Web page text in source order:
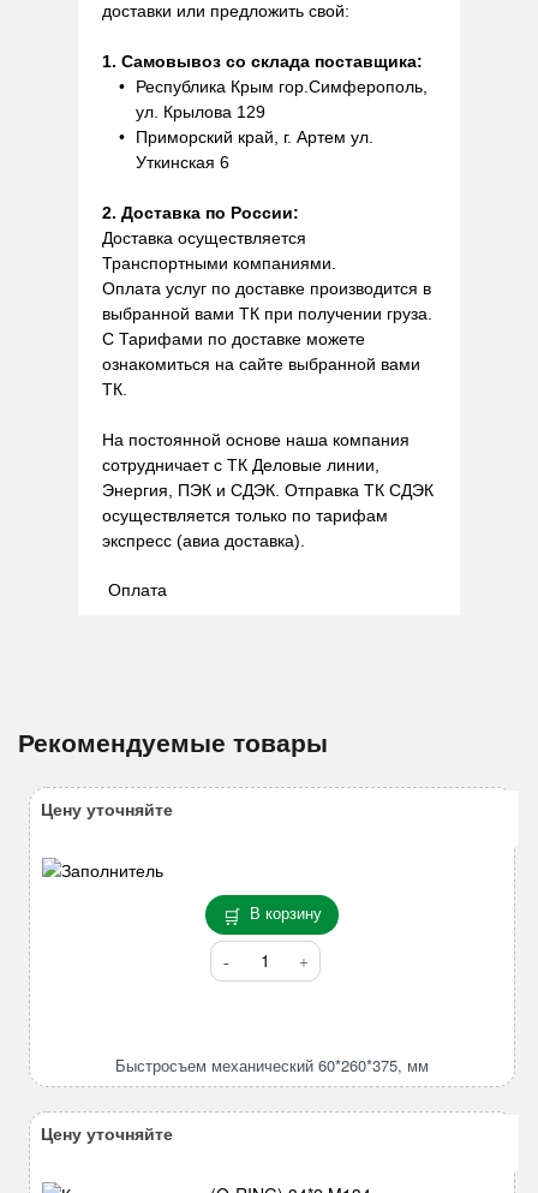
доставки или предложить свой:
1. Самовывоз со склада поставщика:
Республика Крым гор.Симферополь,
ул. Крылова 129
Приморский край, г. Артем ул.
Уткинская 6
2. Доставка по России:
Доставка осуществляется
Транспортными компаниями.
Оплата услуг по доставке производится в
выбранной вами ТК при получении груза.
С Тарифами по доставке можете
ознакомиться на сайте выбранной вами
ТК.
На постоянной основе наша компания
сотрудничает с ТК Деловые линии,
Энергия, ПЭК и СДЭК. Отправка ТК СДЭК
осуществляется только по тарифам
экспресс (авиа доставка).
Оплата
Рекомендуемые товары
В корзину
Количество
товара
мм
Быстросъем механический 60*260*375, мм
Цену уточняйте
Цену уточняйте